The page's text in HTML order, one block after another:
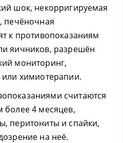
шок, некорригируемая
печёночная
к противопоказаниям
яичников, разрешён
мониторинг,
или химиотерапии.
считаются
более 4 месяцев,
перитониты и спайки,
на неё.